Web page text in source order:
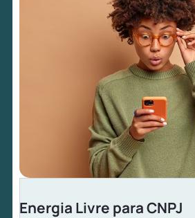
Energia Livre para CNPJ